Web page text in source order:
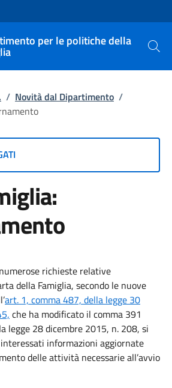
per le politiche della
Cerca
/ Novità dal Dipartimento /
richieste relative
della Famiglia, secondo le nuove
art. 1, comma 487, della legge 30
che ha modificato il comma 391
legge 28 dicembre 2015, n. 208, si
informazioni aggiornate
delle attività necessarie all’avvio